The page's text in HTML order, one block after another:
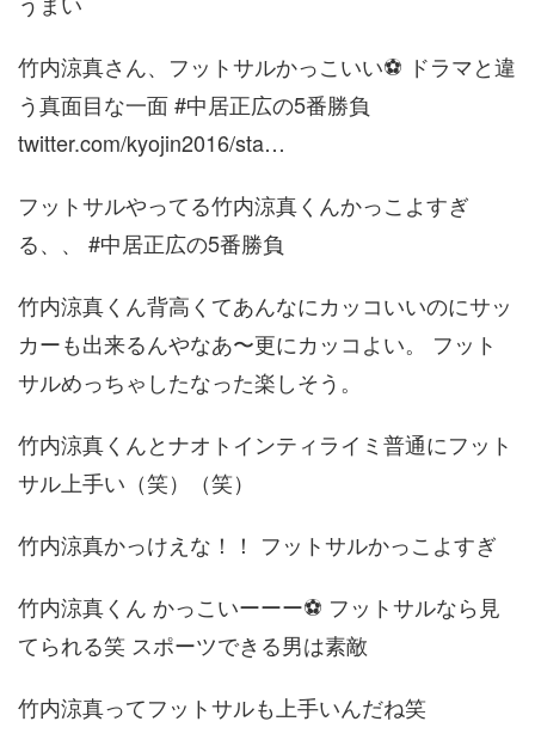
竹内涼真さん、フットサルかっこいい⚽️ ドラマと違
う真面目な一面 #中居正広の5番勝負
twitter.com/kyojin2016/sta…
フットサルやってる竹内涼真くんかっこよすぎ
る、、 #中居正広の5番勝負
竹内涼真くん背高くてあんなにカッコいいのにサッ
カーも出来るんやなあ〜更にカッコよい。 フット
サルめっちゃしたなった楽しそう。
竹内涼真くんとナオトインティライミ普通にフット
サル上手い（笑）（笑）
竹内涼真かっけえな！！ フットサルかっこよすぎ
竹内涼真くん かっこいーーー⚽️ フットサルなら見
てられる笑 スポーツできる男は素敵
竹内涼真ってフットサルも上手いんだね笑